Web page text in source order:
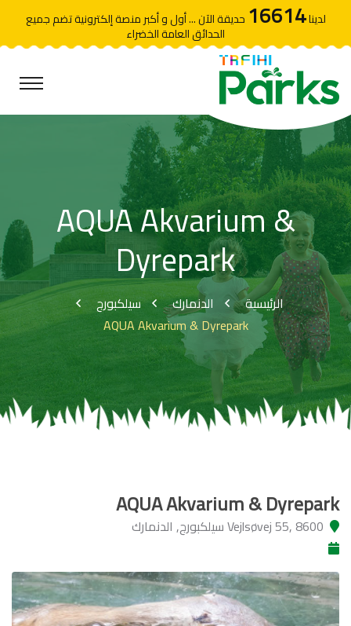
لدينا16614 حديقة الآن ... أول و أكبر منصة إلكترونية تضم جميع
الحدائق العامة الخضراء
AQUA Akvarium &
Dyrepark
الرئيسية الدنمارك
سيلكبورج
AQUA Akvarium & Dyrepark
AQUA Akvarium & Dyrepark
Vejlsøvej 55, 8600 سيلكبورج, الدنمارك